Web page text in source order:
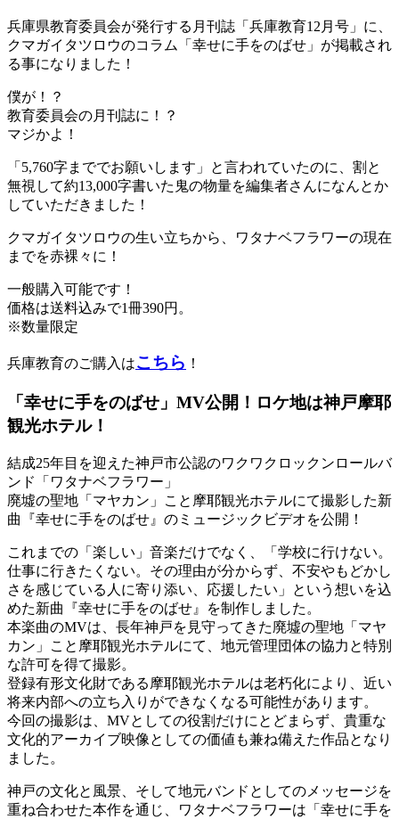
兵庫県教育委員会が発行する月刊誌「兵庫教育12月号」に、
クマガイタツロウのコラム「幸せに手をのばせ」が掲載され
る事になりました！
僕が！？
教育委員会の月刊誌に！？
マジかよ！
「5,760字まででお願いします」と言われていたのに、割と
無視して約13,000字書いた鬼の物量を編集者さんになんとか
していただきました！
クマガイタツロウの生い立ちから、ワタナベフラワーの現在
までを赤裸々に！
一般購入可能です！
価格は送料込みで1冊390円。
※数量限定
兵庫教育のご購入はこちら ！
「幸せに手をのばせ」MV公開！ロケ地は神戸摩耶
観光ホテル！
結成25年目を迎えた神戸市公認のワクワクロックンロールバ
ンド「ワタナベフラワー」
廃墟の聖地「マヤカン」こと摩耶観光ホテルにて撮影した新
曲『幸せに手をのばせ』のミュージックビデオを公開！
これまでの「楽しい」音楽だけでなく、「学校に行けない。
仕事に行きたくない。その理由が分からず、不安やもどかし
さを感じている人に寄り添い、応援したい」という想いを込
めた新曲『幸せに手をのばせ』を制作しました。
本楽曲のMVは、長年神戸を見守ってきた廃墟の聖地「マヤ
カン」こと摩耶観光ホテルにて、地元管理団体の協力と特別
な許可を得て撮影。
登録有形文化財である摩耶観光ホテルは老朽化により、近い
将来内部への立ち入りができなくなる可能性があります。
今回の撮影は、MVとしての役割だけにとどまらず、貴重な
文化的アーカイブ映像としての価値も兼ね備えた作品となり
ました。
神戸の文化と風景、そして地元バンドとしてのメッセージを
重ね合わせた本作を通じ、ワタナベフラワーは「幸せに手を